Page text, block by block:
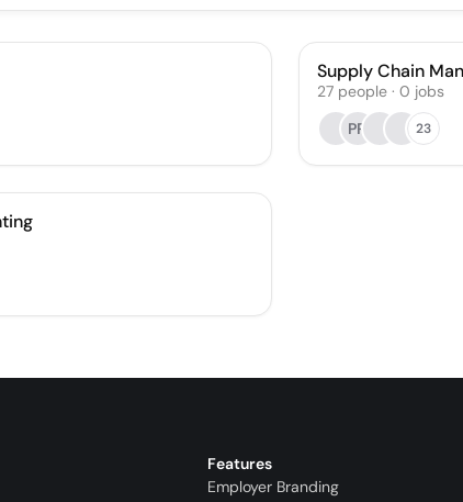
Supply Chain
27 people· 0 jobs
PR
23
Features
Employer Branding